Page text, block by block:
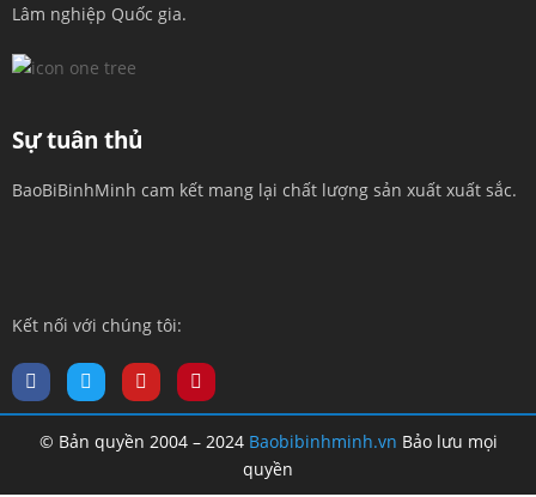
Lâm nghiệp Quốc gia.
Sự tuân thủ
BaoBiBinhMinh cam kết mang lại chất lượng sản xuất xuất sắc.
Kết nối với chúng tôi:
© Bản quyền 2004 – 2024 Baobibinhminh.vn Bảo lưu mọi
quyền